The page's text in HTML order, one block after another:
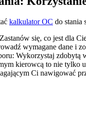
kalkulator OC do stania
się, co jest dla
wymagane dane i
Wykorzystaj zdobytą
kierowcą to nie tylko
Ci nawigować